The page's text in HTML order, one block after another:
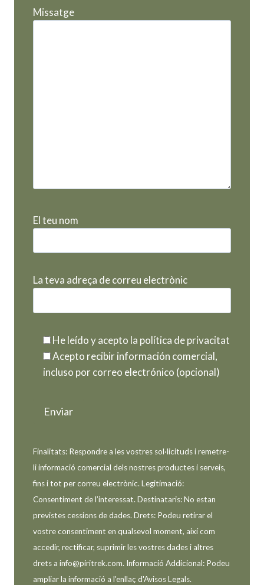
Missatge
El teu nom
La teva adreça de correu electrònic
He leído y acepto la política de privacitat
Acepto recibir información comercial,
incluso por correo electrónico (opcional)
Finalitats: Respondre a les vostres sol·licituds i remetre-
li informació comercial dels nostres productes i serveis,
fins i tot per correu electrònic. Legitimació:
Consentiment de l’interessat. Destinataris: No estan
previstes cessions de dades. Drets: Podeu retirar el
vostre consentiment en qualsevol moment, així com
accedir, rectificar, suprimir les vostres dades i altres
drets a info@piritrek.com. Informació Addicional: Podeu
ampliar la informació a l'enllaç d'Avisos Legals.